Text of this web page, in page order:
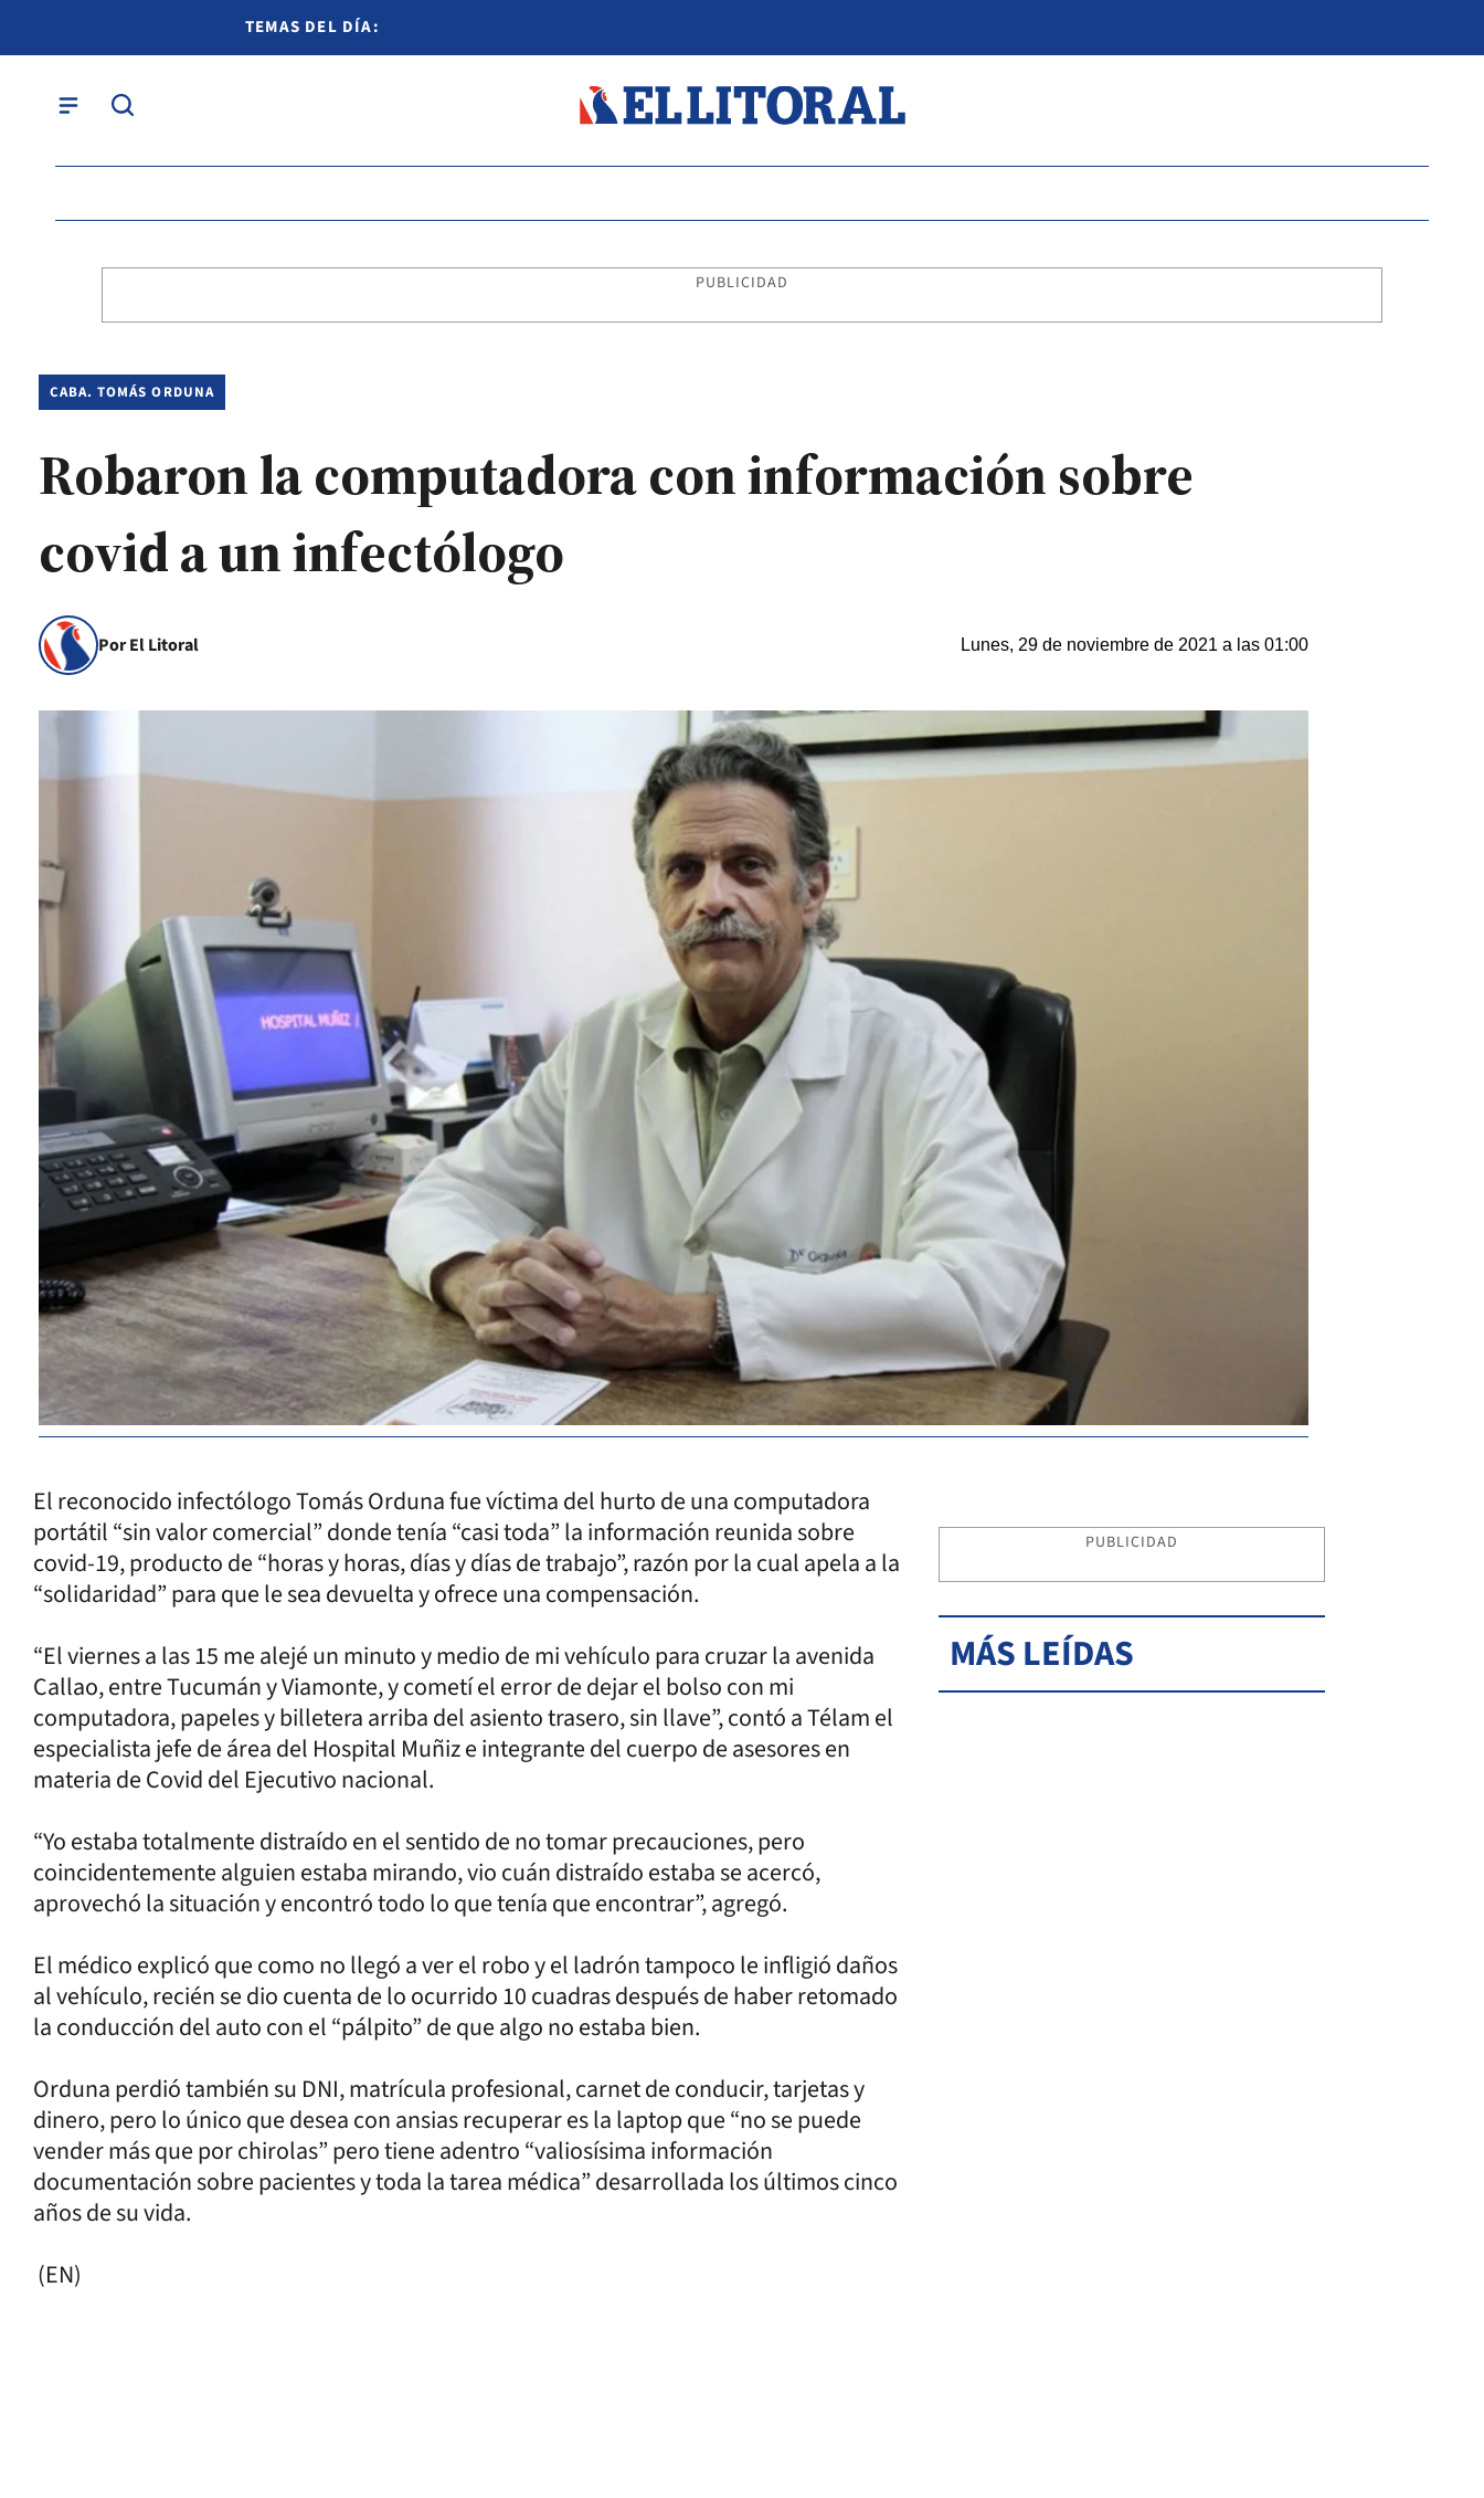
TEMAS DEL DÍA:
PUBLICIDAD
CABA. TOMÁS ORDUNA
Robaron la computadora con información sobre
covid a un infectólogo
Por El Litoral Lunes, 29 de noviembre de 2021 a las 01:00
El reconocido infectólogo Tomás Orduna fue víctima del hurto de una computadora
portátil “sin valor comercial” donde tenía “casi toda” la información reunida sobre
covid-19, producto de “horas y horas, días y días de trabajo”, razón por la cual apela a la
“solidaridad” para que le sea devuelta y ofrece una compensación.
“El viernes a las 15 me alejé un minuto y medio de mi vehículo para cruzar la avenida
Callao, entre Tucumán y Viamonte, y cometí el error de dejar el bolso con mi
computadora, papeles y billetera arriba del asiento trasero, sin llave”, contó a Télam el
especialista jefe de área del Hospital Muñiz e integrante del cuerpo de asesores en
materia de Covid del Ejecutivo nacional.
“Yo estaba totalmente distraído en el sentido de no tomar precauciones, pero
coincidentemente alguien estaba mirando, vio cuán distraído estaba se acercó,
aprovechó la situación y encontró todo lo que tenía que encontrar”, agregó.
El médico explicó que como no llegó a ver el robo y el ladrón tampoco le infligió daños
al vehículo, recién se dio cuenta de lo ocurrido 10 cuadras después de haber retomado
la conducción del auto con el “pálpito” de que algo no estaba bien.
Orduna perdió también su DNI, matrícula profesional, carnet de conducir, tarjetas y
dinero, pero lo único que desea con ansias recuperar es la laptop que “no se puede
vender más que por chirolas” pero tiene adentro “valiosísima información
documentación sobre pacientes y toda la tarea médica” desarrollada los últimos cinco
años de su vida.
(EN)
PUBLICIDAD
MÁS LEÍDAS